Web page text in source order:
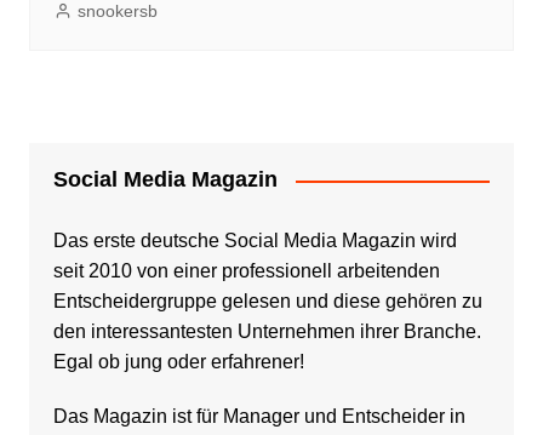
snookersb
Social Media Magazin
Das erste deutsche Social Media Magazin wird
seit 2010 von einer professionell arbeitenden
Entscheidergruppe gelesen und diese gehören zu
den interessantesten Unternehmen ihrer Branche.
Egal ob jung oder erfahrener!
Das Magazin ist für Manager und Entscheider in